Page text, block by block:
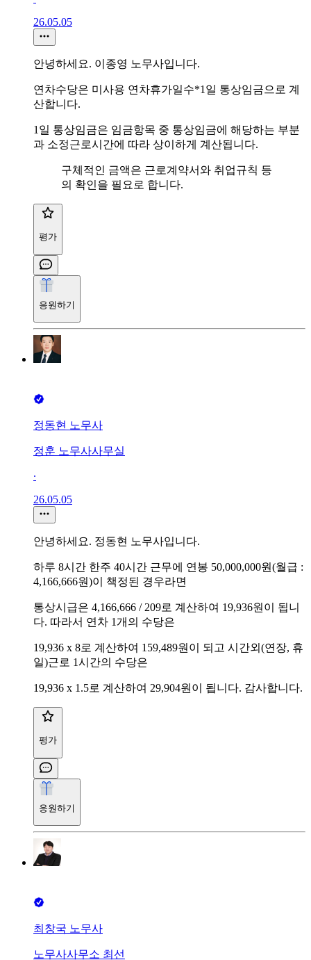
26.05.05
안녕하세요. 이종영 노무사입니다.
연차수당은 미사용 연차휴가일수*1일 통상임금으로 계
산합니다.
1일 통상임금은 임금항목 중 통상임금에 해당하는 부분
과 소정근로시간에 따라 상이하게 계산됩니다.
구체적인 금액은 근로계약서와 취업규칙 등
의 확인을 필요로 합니다.
평가
응원하기
정동현 노무사
정훈 노무사사무실
∙
26.05.05
안녕하세요. 정동현 노무사입니다.
하루 8시간 한주 40시간 근무에 연봉 50,000,000원(월급 :
4,166,666원)이 책정된 경우라면
통상시급은 4,166,666 / 209로 계산하여 19,936원이 됩니
다. 따라서 연차 1개의 수당은
19,936 x 8로 계산하여 159,489원이 되고 시간외(연장, 휴
일)근로 1시간의 수당은
19,936 x 1.5로 계산하여 29,904원이 됩니다. 감사합니다.
평가
응원하기
최창국 노무사
노무사사무소 최선